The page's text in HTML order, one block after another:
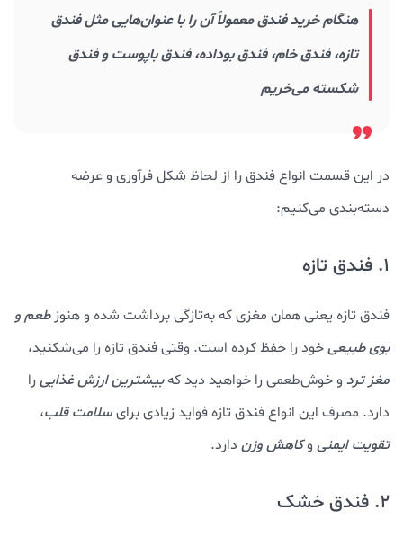
هنگام خرید فندق معمولاً آن را با عنوان‌هایی مثل فندق
تازه، فندق خام، فندق بوداده، فندق باپوست و فندق
شکسته می‌خریم
در این قسمت انواع فندق را از لحاظ شکل فرآوری و عرضه
دسته‌بندی می‌کنیم:
1. فندق تازه
فندق تازه یعنی همان مغزی که به‌تازگی برداشت شده و هنوزطعم و
بوی طبیعیخود را حفظ کرده است. وقتی فندق تازه را می‌شکنید،
مغز ترد و خوش‌طعمی را خواهید دید کهبیشترین ارزش غذایی را
دارد. مصرف این انواع فندق تازه فواید زیادی برایسلامت قلب،
تقویت ایمنی وکاهش وزن دارد.
2. فندق خشک